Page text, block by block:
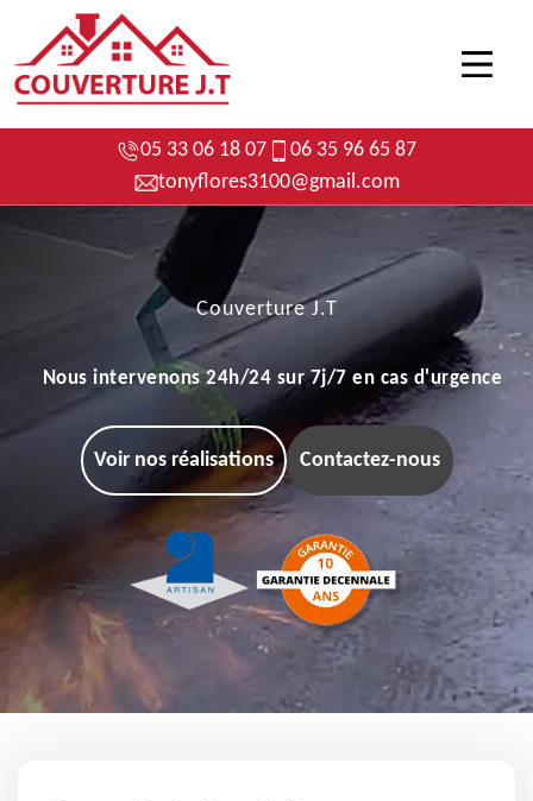
05 33 06 18 07
06 35 96 65 87
tonyflores3100@gmail.com
Couverture J.T
Nous intervenons 24h/24 sur 7j/7 en cas d'urgence
Voir nos réalisations Contactez-nous